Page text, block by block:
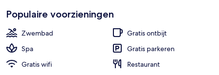
Populaire voorzieningen
Zwembad
Gratis ontbijt
Spa
Gratis parkeren
Gratis wifi
Restaurant